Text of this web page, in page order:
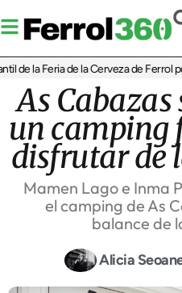
la Feria de la Cerveza de Ferrol por
As
un
disfrutar de
Mamen Lago e Inma
el camping de As
balance de
Alicia